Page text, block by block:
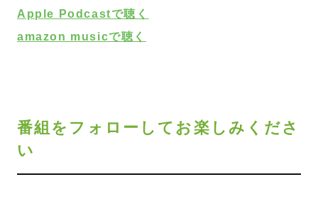
Apple Podcastで聴く
amazon musicで聴く
番組をフォローしてお楽しみくださ
い